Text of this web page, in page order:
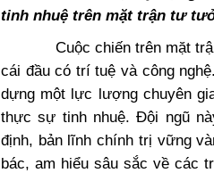
tinh nhuệ trên mặt trận tư
Cuộc chiến trên mặt trận
cái đầu có trí tuệ và công
dựng một lực lượng chuyên
thực sự tinh nhuệ. Đội ngũ
định, bản lĩnh chính trị vững
bác, am hiểu sâu sắc về các